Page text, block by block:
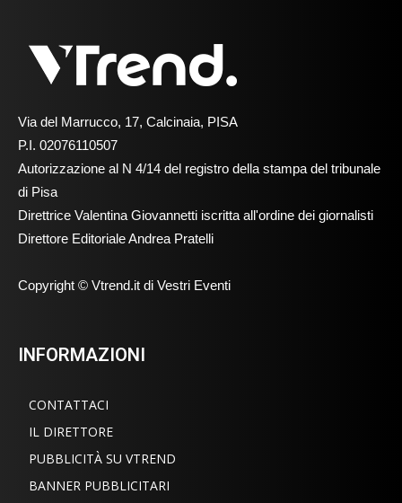
Via del Marrucco, 17, Calcinaia, PISA
P.I. 02076110507
Autorizzazione al N 4/14 del registro della stampa del tribunale
di Pisa
Direttrice Valentina Giovannetti iscritta all'ordine dei giornalisti
Direttore Editoriale Andrea Pratelli
Copyright © Vtrend.it di Vestri Eventi
INFORMAZIONI
CONTATTACI
IL DIRETTORE
PUBBLICITÀ SU VTREND
BANNER PUBBLICITARI